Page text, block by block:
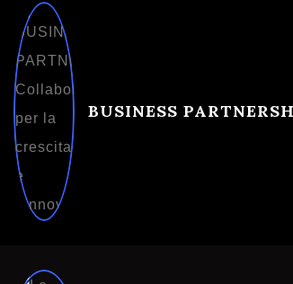
BUSINESS